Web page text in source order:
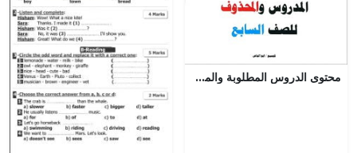
محتوى الدروس المطلوبة والمحذوفة لجميع المواد (الامتحانات) السابع